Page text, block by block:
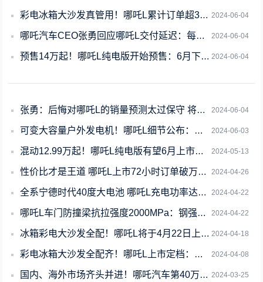
2024-06-04
彩电冰箱大沙发真管用！哪吒L累计订单超3万：顶配占比95%
2024-06-04
哪吒汽车CEO张勇回应哪吒L交付延迟：每天补偿50元、送国产轮胎
2024-06-04
预售14万起！哪吒L纯电版开始预售：6月下旬上市
2024-06-04
张勇：后悔对哪吒L的销量预测太过保守 将加快交付
2024-06-03
可变大容量户外发电机！哪吒L细节公布：最大支持3.3kW对外放电
2024-05-13
混动12.99万起！哪吒L纯电版有望6月上市：续航510公里
2024-04-26
性价比才是王道 哪吒L上市72小时订单破万：12.99万起真香
2024-04-22
全系宁德时代40度大电池 哪吒L充电功率达2.6C：增程车最快
2024-04-22
哪吒L车门防撞梁抗拉强度2000MPa：钢强度媲美战略核潜艇
2024-04-18
冰箱彩电大沙发全配！哪吒L将于4月22日上市：预计售价15万起
2024-04-08
彩电冰箱大沙发全配齐！哪吒L上市定档：增程版配40度大电池
2024-03-25
国内、海外市场齐头并进！哪吒汽车第40万台量产车下线